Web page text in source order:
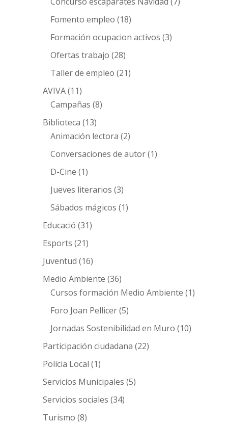
Fomento empleo (18)
Formación ocupacion activos (3)
Ofertas trabajo (28)
Taller de empleo (21)
AVIVA(11)
Campañas (8)
Biblioteca (13)
Animación lectora (2)
Conversaciones de autor(1)
D-Cine (1)
Jueves literarios (3)
Sábados mágicos (1)
Educació (31)
Esports (21)
Juventud (16)
Medio Ambiente (36)
Cursos formación Medio Ambiente (1)
Foro Joan Pellicer(5)
Jornadas Sostenibilidad en Muro (10)
Participación ciudadana (22)
Policia Local (1)
Servicios Municipales (5)
Servicios sociales (34)
Turismo (8)